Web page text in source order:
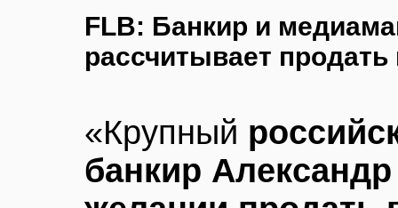
FLB: Банкир и
рассчитывает
«Крупный
банкир